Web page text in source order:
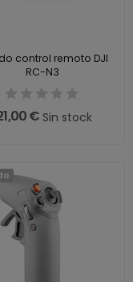
control remoto DJI
RC-N3
€ Sin stock